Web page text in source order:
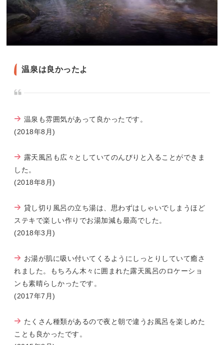
温泉は良かったよ
温泉も雰囲気があって良かったです。
(2018年8月)
露天風呂も広々としていてのんびりと入ることができま
した。
(2018年8月)
貸し切り風呂の立ち湯は、思わずはしゃいでしまうほど
ステキで楽しい作りでお湯加減も最高でした。
(2018年3月)
お湯が肌に吸い付いてくるようにしっとりしていて癒さ
れました。もちろん木々に囲まれた露天風呂のロケーショ
ンも素晴らしかったです。
(2017年7月)
たくさん種類があるので夜と朝で違うお風呂を楽しめた
ことも良かったです。